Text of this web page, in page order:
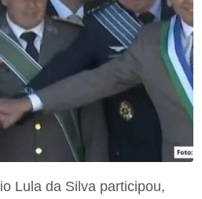
Lula da Silva participou,